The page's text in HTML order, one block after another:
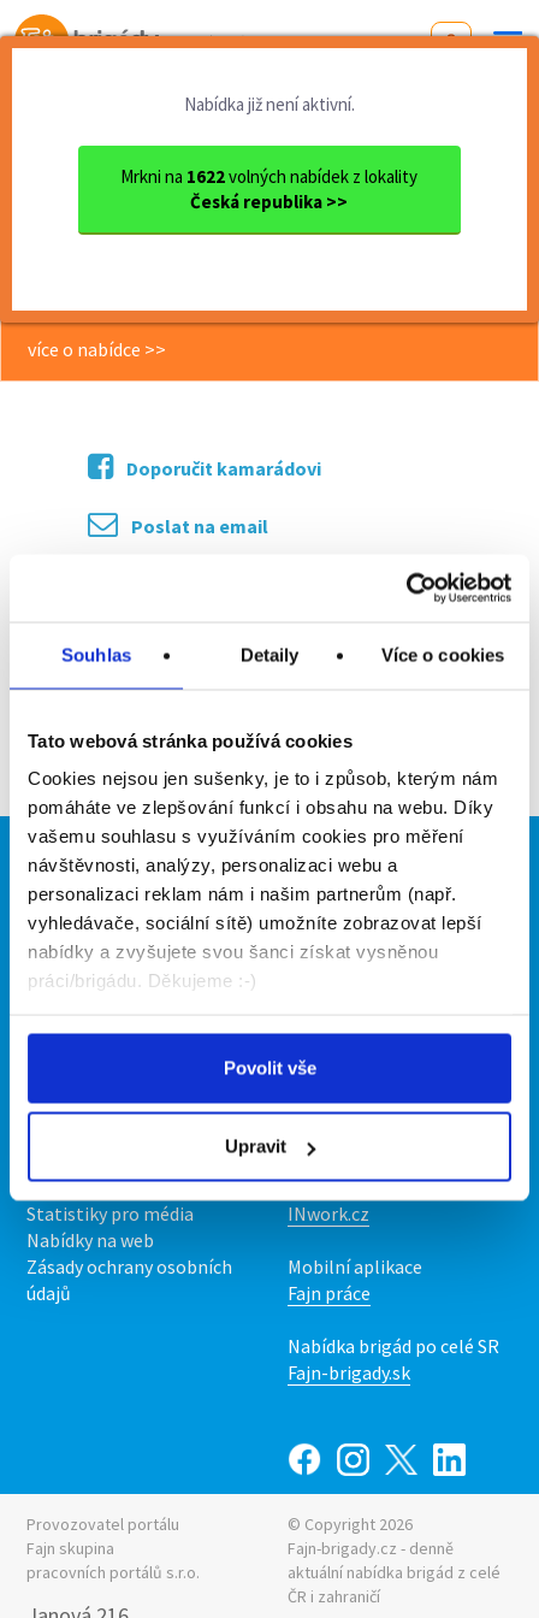
Souhlas Detaily Více o cookies
Tato webová stránka používá cookies
Cookies nejsou jen sušenky, je to i způsob, kterým nám
pomáháte ve zlepšování funkcí i obsahu na webu. Díky
vašemu souhlasu s využíváním cookies pro měření
návštěvnosti, analýzy, personalizaci webu a
personalizaci reklam nám i našim partnerům (např.
vyhledávače, sociální sítě) umožníte zobrazovat lepší
nabídky a zvyšujete svou šanci získat vysněnou
práci/brigádu. Děkujeme :-)
Povolit vše
Upravit
Od první brigády
Nabídka již není aktivní.
Mrkni na 1622volných nabídek z lokality
Česká republika >>
Moravskoslezský kraj
okres Opava
Opava
Balení zboží 3x týdně - Oti...
Balení zboží 3x týdně - Otice u
více o nabídce >>
Doporučit kamarádovi
Poslat na email
Zpět
Brigádníci
Články
Hledané brigády
Firmy
Vložit inzerát
Ceník
Kontakt
Upravit předvolby cookies
Statistiky pro média
Nabídky na web
Zásady ochrany osobních
údajů
Naše další projekty
Mobilní aplikace
Nabídka práce z celé ČR
INwork.cz
Mobilní aplikace
Fajn práce
Nabídka brigád po celé SR
Fajn-brigady.sk
Provozovatel portálu
Fajn skupina
pracovních portálů s.r.o.
© Copyright 2026
Fajn-brigady.cz - denně
aktuální nabídka brigád z celé
ČR i zahraničí